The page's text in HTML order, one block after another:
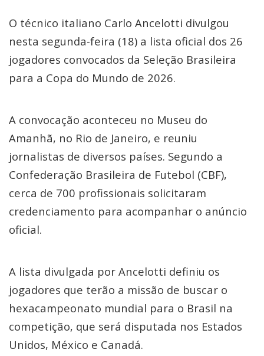
O técnico italiano Carlo Ancelotti divulgou
nesta segunda-feira (18) a lista oficial dos 26
jogadores convocados da Seleção Brasileira
para a Copa do Mundo de 2026.
A convocação aconteceu no Museu do
Amanhã, no Rio de Janeiro, e reuniu
jornalistas de diversos países. Segundo a
Confederação Brasileira de Futebol (CBF),
cerca de 700 profissionais solicitaram
credenciamento para acompanhar o anúncio
oficial.
A lista divulgada por Ancelotti definiu os
jogadores que terão a missão de buscar o
hexacampeonato mundial para o Brasil na
competição, que será disputada nos Estados
Unidos, México e Canadá.